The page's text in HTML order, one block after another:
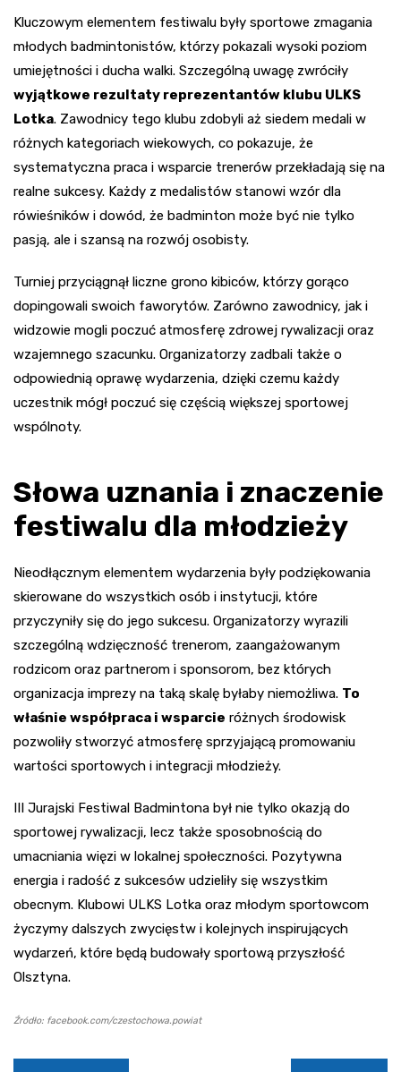
Kluczowym elementem festiwalu były sportowe zmagania
młodych badmintonistów, którzy pokazali wysoki poziom
umiejętności i ducha walki. Szczególną uwagę zwróciły
wyjątkowe rezultaty reprezentantów klubu ULKS
Lotka. Zawodnicy tego klubu zdobyli aż siedem medali w
różnych kategoriach wiekowych, co pokazuje, że
systematyczna praca i wsparcie trenerów przekładają się na
realne sukcesy. Każdy z medalistów stanowi wzór dla
rówieśników i dowód, że badminton może być nie tylko
pasją, ale i szansą na rozwój osobisty.
Turniej przyciągnął liczne grono kibiców, którzy gorąco
dopingowali swoich faworytów. Zarówno zawodnicy, jak i
widzowie mogli poczuć atmosferę zdrowej rywalizacji oraz
wzajemnego szacunku. Organizatorzy zadbali także o
odpowiednią oprawę wydarzenia, dzięki czemu każdy
uczestnik mógł poczuć się częścią większej sportowej
wspólnoty.
Słowa uznania i znaczenie
festiwalu dla młodzieży
Nieodłącznym elementem wydarzenia były podziękowania
skierowane do wszystkich osób i instytucji, które
przyczyniły się do jego sukcesu. Organizatorzy wyrazili
szczególną wdzięczność trenerom, zaangażowanym
rodzicom oraz partnerom i sponsorom, bez których
organizacja imprezy na taką skalę byłaby niemożliwa. To
właśnie współpraca i wsparcie różnych środowisk
pozwoliły stworzyć atmosferę sprzyjającą promowaniu
wartości sportowych i integracji młodzieży.
III Jurajski Festiwal Badmintona był nie tylko okazją do
sportowej rywalizacji, lecz także sposobnością do
umacniania więzi w lokalnej społeczności. Pozytywna
energia i radość z sukcesów udzieliły się wszystkim
obecnym. Klubowi ULKS Lotka oraz młodym sportowcom
życzymy dalszych zwycięstw i kolejnych inspirujących
wydarzeń, które będą budowały sportową przyszłość
Olsztyna.
Źródło: facebook.com/czestochowa.powiat